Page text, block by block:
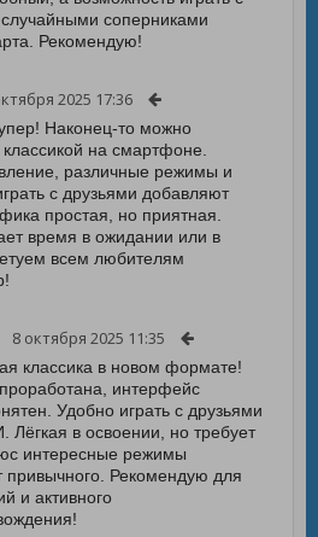
соперниками
Рекомендую!
2025 17:36
Наконец-то можно
на смартфоне.
различные режимы и
с друзьями добавляют
простая, но приятная.
время в ожидании или в
всем любителям
8 октября 2025 11:35
классика в новом формате!
интерфейс
Удобно играть с друзьями
Лёгкая в освоении, но требует
интересные режимы
привычного. Рекомендую для
и активного